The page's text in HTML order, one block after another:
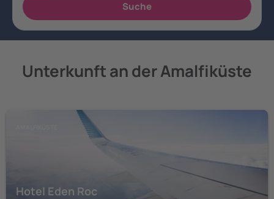
Unterkunft an der Amalfiküste
Hotel Eden Roc